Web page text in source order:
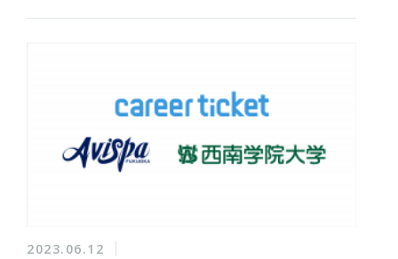
2023.06.12